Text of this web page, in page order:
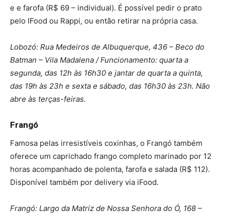
e e farofa (R$ 69 – individual). É possível pedir o prato
pelo IFood ou Rappi, ou então retirar na própria casa.
Lobozó: Rua Medeiros de Albuquerque, 436 – Beco do
Batman – Vila Madalena / Funcionamento: quarta a
segunda, das 12h às 16h30 e jantar de quarta a quinta,
das 19h às 23h e sexta e sábado, das 16h30 às 23h. Não
abre às terças-feiras.
Frangó
Famosa pelas irresistíveis coxinhas, o Frangó também
oferece um caprichado frango completo marinado por 12
horas acompanhado de polenta, farofa e salada (R$ 112).
Disponível também por delivery via iFood.
Frangó: Largo da Matriz de Nossa Senhora do Ó, 168 –